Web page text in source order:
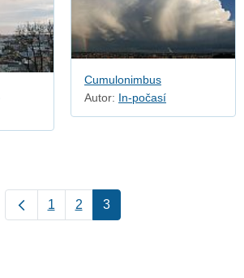
Cumulonimbus
Autor: In-počasí
1 2 3